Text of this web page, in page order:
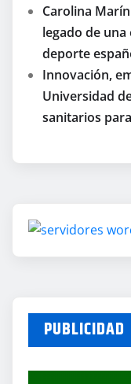
Carolina
legado de
deporte
Innovación,
Universidad
sanitarios
PUBLICIDAD